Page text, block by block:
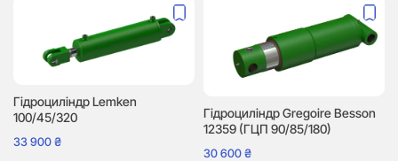
Гідроциліндр Lemken
100/45/320
33 900₴
Гідроциліндр Gregoire Besson
12359 (ГЦП 90/85/180)
30 600₴